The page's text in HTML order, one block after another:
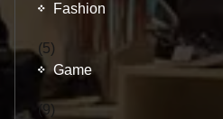
Fashion
(5)
Game
(9)